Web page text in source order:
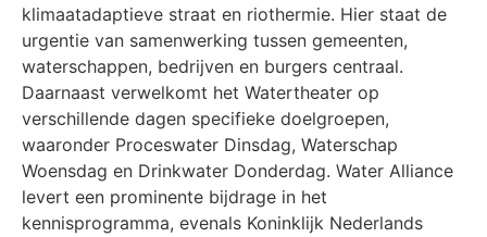
klimaatadaptieve straat en riothermie. Hier staat de
urgentie van samenwerking tussen gemeenten,
waterschappen, bedrijven en burgers centraal.
Daarnaast verwelkomt het Watertheater op
verschillende dagen specifieke doelgroepen,
waaronder Proceswater Dinsdag, Waterschap
Woensdag en Drinkwater Donderdag. Water Alliance
levert een prominente bijdrage in het
kennisprogramma, evenals Koninklijk Nederlands